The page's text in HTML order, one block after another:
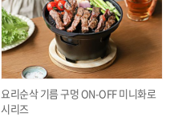
요리순삭 기름 구멍 ON-OFF 미니화로
시리즈